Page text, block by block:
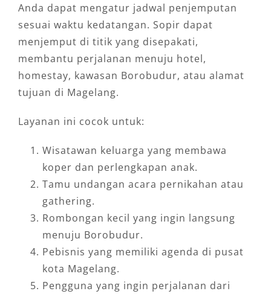
Anda dapat mengatur jadwal penjemputan
sesuai waktu kedatangan. Sopir dapat
menjemput di titik yang disepakati,
membantu perjalanan menuju hotel,
homestay, kawasan Borobudur, atau alamat
tujuan di Magelang.
Layanan ini cocok untuk:
Wisatawan keluarga yang membawa
koper dan perlengkapan anak.
Tamu undangan acara pernikahan atau
gathering.
Rombongan kecil yang ingin langsung
menuju Borobudur.
Pebisnis yang memiliki agenda di pusat
kota Magelang.
Pengguna yang ingin perjalanan dari